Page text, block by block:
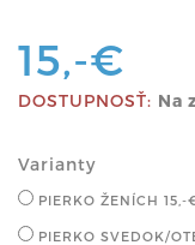
15,-€
DOSTUPNOSŤ: Na
Varianty
PIERKO ŽENÍCH 15,-
PIERKO SVEDOK/